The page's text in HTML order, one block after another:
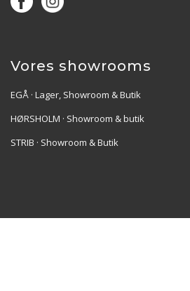
Vores showrooms
EGÅ · Lager, Showroom & Butik
HØRSHOLM · Showroom & butik
STRIB · Showroom & Butik